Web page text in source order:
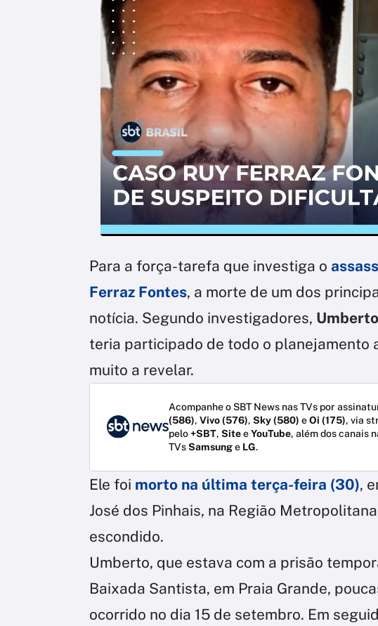
Para a força-tarefa que investiga o
Ferraz Fontes, a morte de um dos
notícia. Segundo investigadores,
teria participado de todo o planejamento
muito a revelar.
Acompanhe o SBT News nas TVs por
(586), Vivo (576), Sky (580) eOi (175), via
pelo+SBT, SiteeYouTube, além dos canais
TVsSamsunge LG.
Ele foi morto na última terça-feira (30),
José dos Pinhais, na Região
escondido.
Umberto, que estava com a prisão
Baixada Santista, em Praia Grande,
ocorrido no dia 15 de setembro. Em